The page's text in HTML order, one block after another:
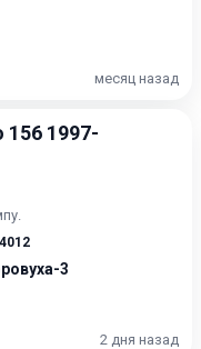
месяц назад
156 1997-
3
2 дня назад